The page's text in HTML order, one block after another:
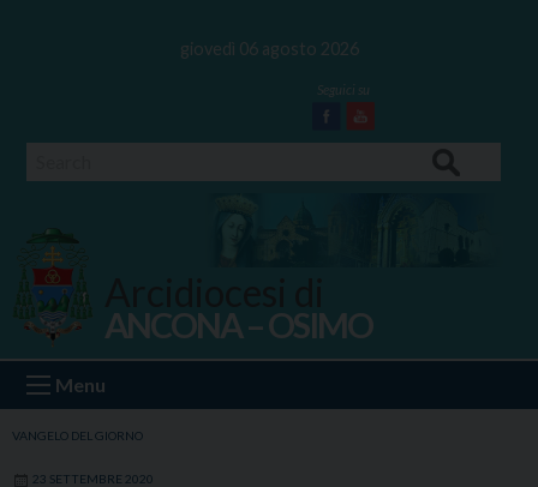
giovedì 06 agosto 2026
Facebook
Youtube
Ancona Osimo
ANCONA – OSIMO
Menu
VANGELO DEL GIORNO
23 SETTEMBRE 2020